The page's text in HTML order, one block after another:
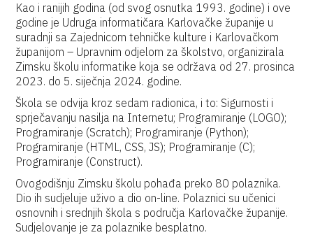
Kao i ranijih godina (od svog osnutka 1993. godine) i ove
godine je Udruga informatičara Karlovačke županije u
suradnji sa Zajednicom tehničke kulture i Karlovačkom
županijom – Upravnim odjelom za školstvo, organizirala
Zimsku školu informatike koja se održava od 27. prosinca
2023. do 5. siječnja 2024. godine.
Škola se odvija kroz sedam radionica, i to: Sigurnosti i
sprječavanju nasilja na Internetu; Programiranje (LOGO);
Programiranje (Scratch); Programiranje (Python);
Programiranje (HTML, CSS, JS); Programiranje (C);
Programiranje (Construct).
Ovogodišnju Zimsku školu pohađa preko 80 polaznika.
Dio ih sudjeluje uživo a dio on-line. Polaznici su učenici
osnovnih i srednjih škola s područja Karlovačke županije.
Sudjelovanje je za polaznike besplatno.